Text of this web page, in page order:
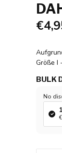
Größe I
BULK
No